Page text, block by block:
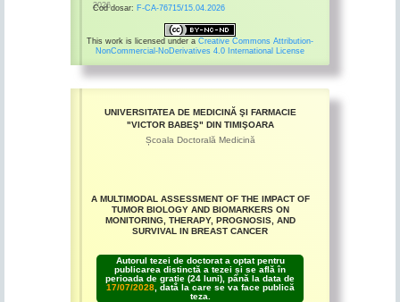
2026
Cod dosar: F-CA-76715/15.04.2026
This work is licensed under a Creative Commons Attribution-
NonCommercial-NoDerivatives 4.0 International License
UNIVERSITATEA DE MEDICINĂ ŞI FARMACIE
"VICTOR BABEŞ" DIN TIMIŞOARA
Școala Doctorală Medicină
A MULTIMODAL ASSESSMENT OF THE IMPACT OF
TUMOR BIOLOGY AND BIOMARKERS ON
MONITORING, THERAPY, PROGNOSIS, AND
SURVIVAL IN BREAST CANCER
Autorul tezei de doctorat a optat pentru
publicarea distinctă a tezei și se află în
perioada de grație (24 luni), până la data de
17/07/2028, dată la care se va face publică
teza.